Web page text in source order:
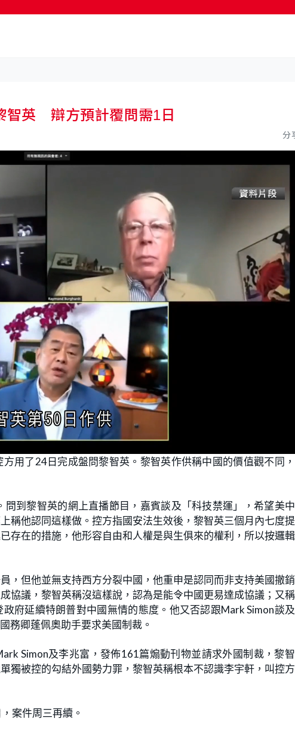
智英 辯方預計覆問需1日
分
方用了24日完成盤問黎智英。黎智英作供稱中國的價值觀不同
到黎智英的網上直播節目，嘉賓談及「科技禁運」，希望美
稱他認同這樣做。控方指國安法生效後，黎智英三個月內七度
存在的措施，他形容自由和人權是與生俱來的權利，所以按邏
，但他並無支持西方分裂中國，他重申是認同而非支持美國撤
協議，黎智英稱沒這樣說，認為是能令中國更易達成協議；又
府延續特朗普對中國無情的態度。他又否認跟Mark Simon談
務卿蓬佩奧助手要求美國制裁。
Simon及李兆富，發佈161篇煽動刊物並請求外國制裁，黎
獨被控的勾結外國勢力罪，黎智英稱根本不認識李宇軒，叫控
案件周三再續。